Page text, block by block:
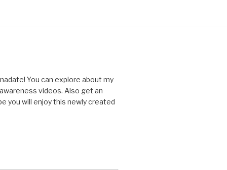
You can explore about my
videos. Also get an
you will enjoy this newly created